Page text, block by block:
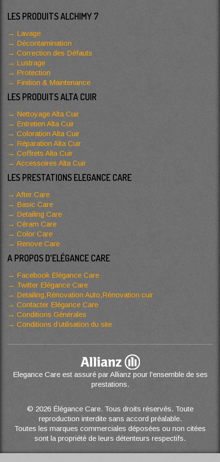
LES PRODUITS ALCHIMY 7
Lavage
Décontamination
Correction des Défauts
Lustrage
Protection
Finition & Maintenance
LES PRODUITS ALTA CUIR
Nettoyage Alta Cuir
Entretien Alta Cuir
Coloration Alta Cuir
Réparation Alta Cuir
Coffrets Alta Cuir
Accessoires Alta Cuir
LES PRESTATIONS ELEGANCE CARE
After Care
Basic Care
Detailing Care
Céram Care
Color Care
Renove Care
A PROPOS D'ELÉGANCE CARE
Facebook Elégance Care
Twitter Elégance Care
Detailing,Rénovation Auto,Rénovation cuir
Contacter Elégance Care
Conditions Générales
Conditions d’utilisation du site
Elegance Care est assuré par Allianz pour l'ensemble de ses
prestations.
© 2026 Élégance Care. Tous droits réservés. Toute
reproduction interdite sans accord préalable.
Toutes les marques commerciales déposées ou non citées
sont la propriété de leurs détenteurs respectifs.